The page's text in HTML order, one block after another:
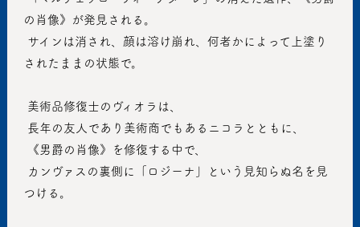
の肖像》が発見される。
されたままの状態で。
美術品修復士のヴィオラは、
長年の友人であり美術商でもあるニコラとともに、
《男爵の肖像》を修復する中で、
つける。